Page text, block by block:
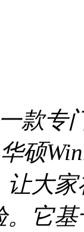
款专
硕
大
它